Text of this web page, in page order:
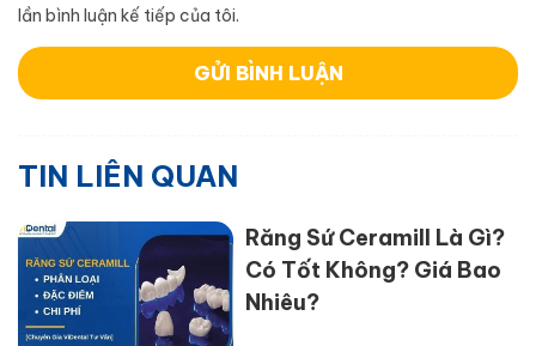
lần bình luận kế tiếp của tôi.
TIN LIÊN QUAN
Răng Sứ Ceramill Là Gì?
Có Tốt Không? Giá Bao
Nhiêu?